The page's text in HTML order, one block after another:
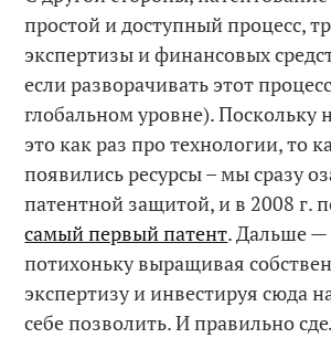
простой и доступный процесс,
экспертизы и финансовых
если разворачивать этот
глобальном уровне). Поскольку
это как раз про технологии, то
появились ресурсы – мы сразу
патентной защитой, и в 2008 г.
самый первый патент. Дальше
потихоньку выращивая
экспертизу и инвестируя сюда
себе позволить. И правильно